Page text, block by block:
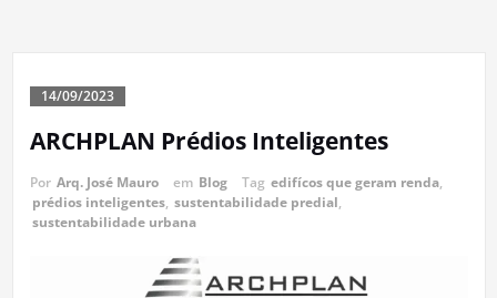
14/09/2023
ARCHPLAN Prédios Inteligentes
Por Arq. José Mauro em Blog Tag edifícos que geram renda,
prédios inteligentes, sustentabilidade predial,
sustentabilidade urbana